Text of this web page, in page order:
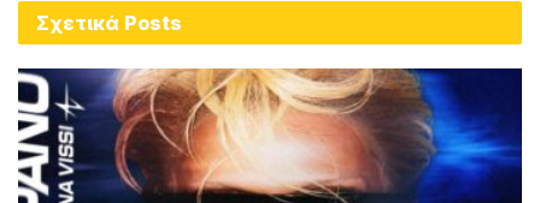
Σχετικά Posts